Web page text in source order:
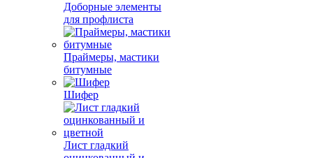
Доборные элементы
для профлиста
Праймеры, мастики
битумные
Шифер
Лист гладкий